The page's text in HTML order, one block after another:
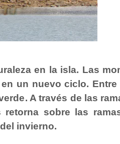
en la isla. Las
un nuevo ciclo.
A través de las
sobre las
invierno.